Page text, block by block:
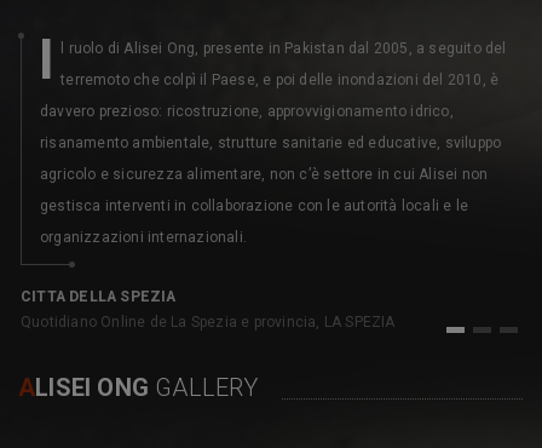
I
l ruolo di Alisei Ong, presente in Pakistan dal 2005, a seguito del
terremoto che colpì il Paese, e poi delle inondazioni del 2010, è
davvero prezioso: ricostruzione, approvvigionamento idrico,
risanamento ambientale, strutture sanitarie ed educative, sviluppo
agricolo e sicurezza alimentare, non c’è settore in cui Alisei non
gestisca interventi in collaborazione con le autorità locali e le
organizzazioni internazionali.
CITTA DELLA SPEZIA
Quotidiano Online de La Spezia e provincia, LA SPEZIA
1 2 3
ALISEI ONG GALLERY